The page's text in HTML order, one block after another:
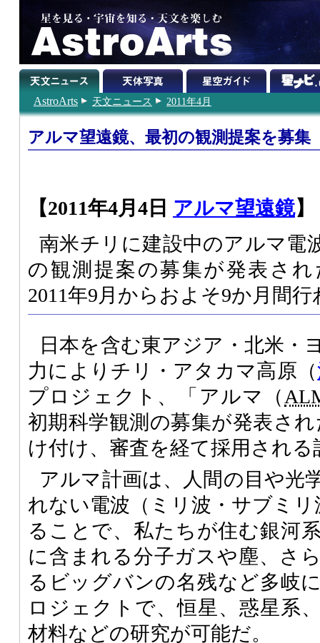
AstroArts 天文ニュース 2011年4月
アルマ望遠鏡、最初の観測提案を募集
【2011年4月4日 アルマ望遠鏡】
南米チリに建設中のアルマ電
の観測提案の募集が発表さ
2011年9月からおよそ9か月間
日本を含む東アジア・北米・
力によりチリ・アタカマ高原（
プロジェクト、「アルマ（
初期科学観測の募集が発表さ
け付け、審査を経て採用され
アルマ計画は、人間の目や光
れない電波（ミリ波・サブミリ
ることで、私たちが住む銀河
に含まれる分子ガスや塵、さ
るビッグバンの名残など多岐
ロジェクトで、恒星、惑星系
材料などの研究が可能だ。